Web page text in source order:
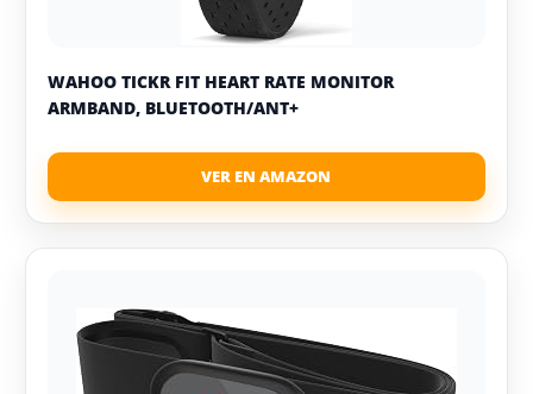
WAHOO TICKR FIT HEART RATE MONITOR
ARMBAND, BLUETOOTH/ANT+